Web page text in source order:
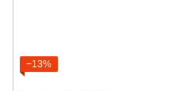
−13%